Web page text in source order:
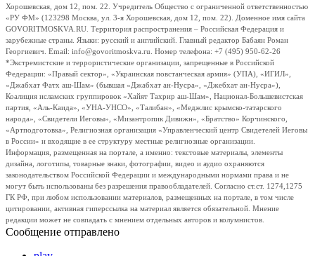
Хорошевская, дом 12, пом. 22. Учредитель Общество с ограниченной ответственностью
«РУ ФМ» (123298 Москва, ул. 3-я Хорошевская, дом 12, пом. 22). Доменное имя сайта
GOVORITMOSKVA.RU. Территория распространения – Российская Федерация и
зарубежные страны. Языки: русский и английский. Главный редактор Бабаян Роман
Георгиевич. Email: info@govoritmoskva.ru. Номер телефона: +7 (495) 950-62-26
*Экстремистские и террористические организации, запрещенные в Российской
Федерации: «Правый сектор», «Украинская повстанческая армия» (УПА), «ИГИЛ»,
«Джабхат Фатх аш-Шам» (бывшая «Джабхат ан-Нусра», «Джебхат ан-Нусра»),
Коалиция исламских группировок «Хайят Тахрир аш-Шам», Национал-Большевистская
партия, «Аль-Каида», «УНА-УНСО», «Талибан», «Меджлис крымско-татарского
народа», «Свидетели Иеговы», «Мизантропик Дивижн», «Братство» Корчинского,
«Артподготовка», Религиозная организация «Управленческий центр Свидетелей Иеговы
в России» и входящие в ее структуру местные религиозные организации.
Информация, размещенная на портале, а именно: текстовые материалы, элементы
дизайна, логотипы, товарные знаки, фотографии, видео и аудио охраняются
законодательством Российской Федерации и международными нормами права и не
могут быть использованы без разрешения правообладателей. Согласно ст.ст. 1274,1275
ГК РФ, при любом использовании материалов, размещенных на портале, в том числе
цитировании, активная гиперссылка на материал является обязательной. Мнение
редакции может не совпадать с мнением отдельных авторов и колумнистов.
Сообщение отправлено